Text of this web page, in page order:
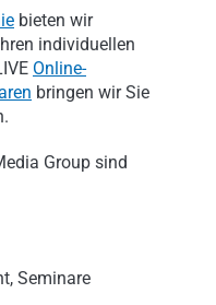
bieten wir
individuellen
Online-
bringen wir Sie
Group sind
Seminare